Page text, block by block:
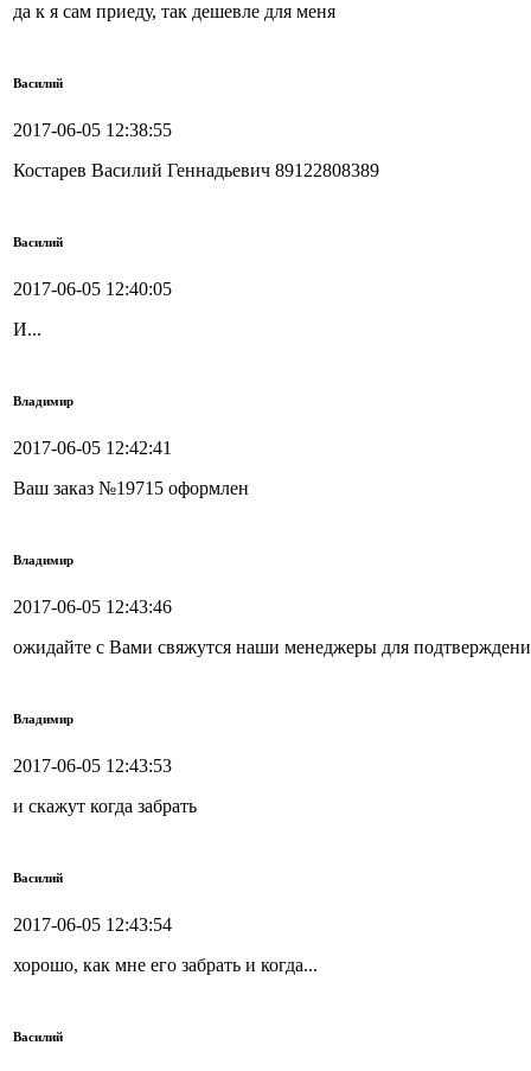
да к я сам приеду, так дешевле для меня
Василий
2017-06-05 12:38:55
Костарев Василий Геннадьевич 89122808389
Василий
2017-06-05 12:40:05
И...
Владимир
2017-06-05 12:42:41
Ваш заказ №19715 оформлен
Владимир
2017-06-05 12:43:46
ожидайте с Вами свяжутся наши менеджеры для
Владимир
2017-06-05 12:43:53
и скажут когда забрать
Василий
2017-06-05 12:43:54
хорошо, как мне его забрать и когда...
Василий